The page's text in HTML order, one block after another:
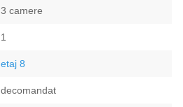
3 camere
1
etaj 8
decomandat